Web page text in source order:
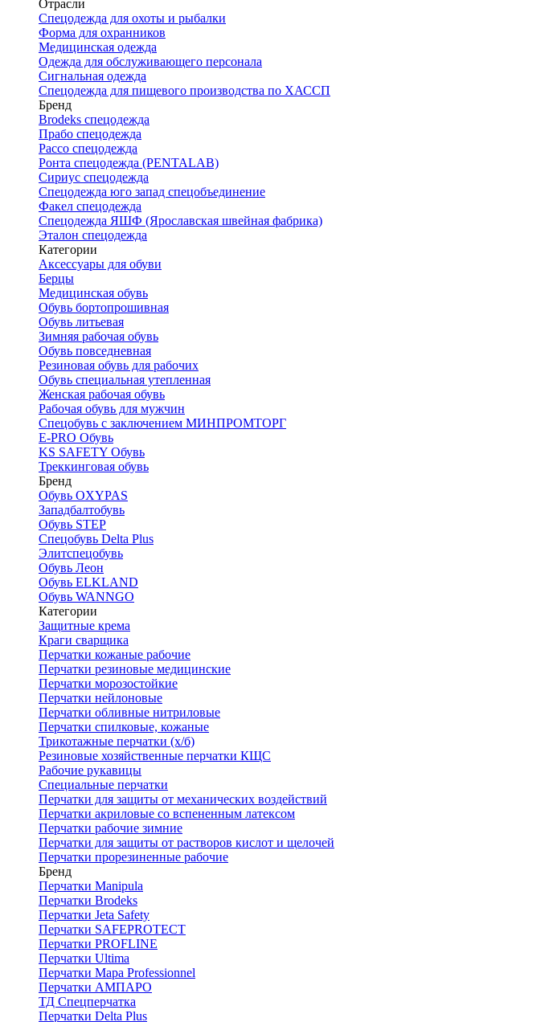
Отрасли
Спецодежда для охоты и рыбалки
Форма для охранников
Медицинская одежда
Одежда для обслуживающего персонала
Сигнальная одежда
Спецодежда для пищевого производства по ХАССП
Бренд
Brodeks спецодежда
Прабо спецодежда
Рассо спецодежда
Ронта спецодежда (PENTALAB)
Сириус спецодежда
Спецодежда юго запад спецобъединение
Факел спецодежда
Спецодежда ЯШФ (Ярославская швейная фабрика)
Эталон спецодежда
Категории
Аксессуары для обуви
Берцы
Медицинская обувь
Обувь бортопрошивная
Обувь литьевая
Зимняя рабочая обувь
Обувь повседневная
Резиновая обувь для рабочих
Обувь специальная утепленная
Женская рабочая обувь
Рабочая обувь для мужчин
Спецобувь с заключением МИНПРОМТОРГ
E-PRO Обувь
KS SAFETY Обувь
Треккинговая обувь
Бренд
Обувь OXYPAS
Западбалтобувь
Обувь STEP
Спецобувь Delta Plus
Элитспецобувь
Обувь Леон
Обувь ELKLAND
Обувь WANNGO
Категории
Защитные крема
Краги сварщика
Перчатки кожаные рабочие
Перчатки резиновые медицинские
Перчатки морозостойкие
Перчатки нейлоновые
Перчатки обливные нитриловые
Перчатки спилковые, кожаные
Трикотажные перчатки (х/б)
Резиновые хозяйственные перчатки КЩС
Рабочие рукавицы
Специальные перчатки
Перчатки для защиты от механических воздействий
Перчатки акриловые со вспененным латексом
Перчатки рабочие зимние
Перчатки для защиты от растворов кислот и щелочей
Перчатки прорезиненные рабочие
Бренд
Перчатки Manipula
Перчатки Brodeks
Перчатки Jeta Safety
Перчатки SAFEPROTECT
Перчатки PROFLINE
Перчатки Ultima
Перчатки Мара Professionnel
Перчатки АМПАРО
ТД Спецперчатка
Перчатки Delta Plus